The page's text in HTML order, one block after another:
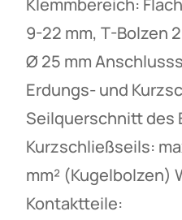
Klemmbereich:
9-22 mm, T-Bolzen
Ø 25 mm
Erdungs- und
Seilquerschnitt des
Kurzschließseils:
mm² (Kugelbolzen)
Kontaktteile: